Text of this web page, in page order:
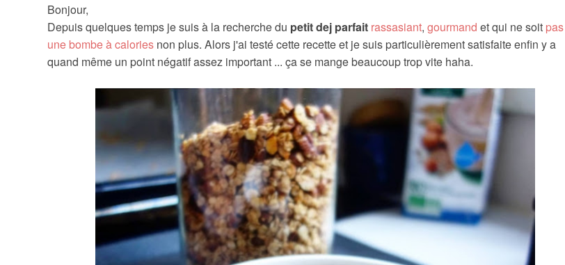
Bonjour,
Depuis quelques temps je suis à la recherche du petit dej parfait rassasiant, gourmand et qui ne soit pas
une bombe à calories non plus. Alors j'ai testé cette recette et je suis particulièrement satisfaite enfin y a
quand même un point négatif assez important ... ça se mange beaucoup trop vite haha.